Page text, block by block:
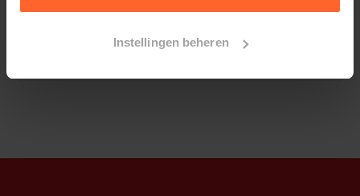
Instellingen beheren
plastiek (ABS)
Lekvrij & vaatwasserbestendig